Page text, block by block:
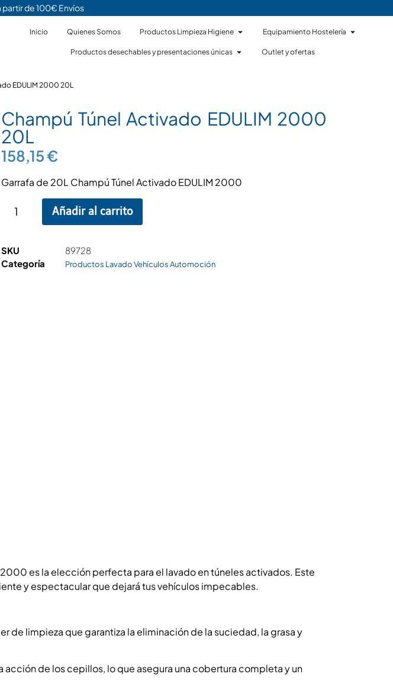
partir de 100€ Envíos
Inicio Quienes Somos Productos Limpieza Higiene Equipamiento Hostelería
Productos desechables y presentaciones únicas Outlet y ofertas
EDULIM 2000 20L
Champú Túnel Activado EDULIM 2000
20L
158,15€
Garrafa de 20L Champú Túnel Activado EDULIM 2000
Añadir al carrito
SKU
89728
Categoría
Productos Lavado Vehículos Automoción
es la elección perfecta para el lavado en túneles activados. Este
y espectacular que dejará tus vehículos impecables.
de limpieza que garantiza la eliminación de la suciedad, la grasa y
de los cepillos, lo que asegura una cobertura completa y un